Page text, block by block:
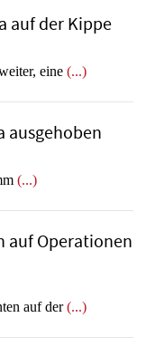
auf der Kippe
eine (...)
ausgehoben
(...)
auf Operationen
auf der(...)